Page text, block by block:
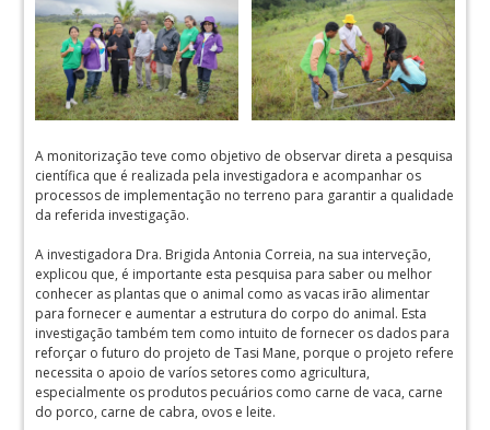
A monitorização teve como objetivo de observar direta a pesquisa
científica que é realizada pela investigadora e acompanhar os
processos de implementação no terreno para garantir a qualidade
da referida investigação.
A investigadora Dra. Brigida Antonia Correia, na sua interveção,
explicou que, é importante esta pesquisa para saber ou melhor
conhecer as plantas que o animal como as vacas irão alimentar
para fornecer e aumentar a estrutura do corpo do animal. Esta
investigação também tem como intuito de fornecer os dados para
reforçar o futuro do projeto de Tasi Mane, porque o projeto refere
necessita o apoio de varíos setores como agricultura,
especialmente os produtos pecuários como carne de vaca, carne
do porco, carne de cabra, ovos e leite.